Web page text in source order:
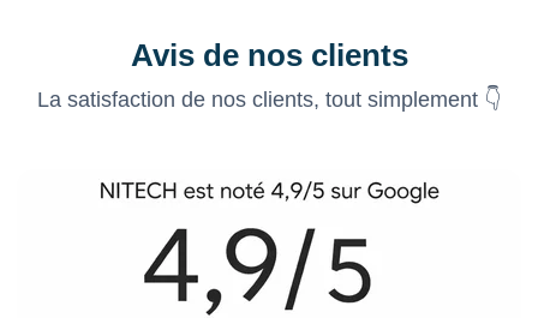
Avis de nos clients
La satisfaction de nos clients, tout simplement 👇